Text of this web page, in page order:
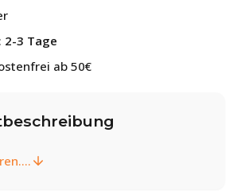
2-3 Tage
ab 50€